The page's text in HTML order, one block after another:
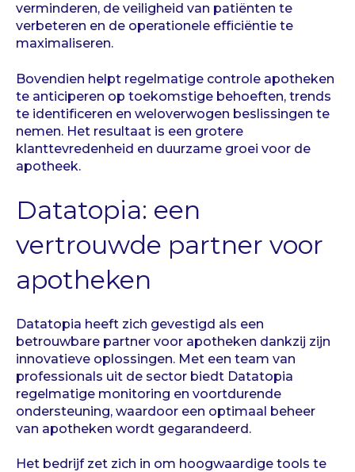
verminderen, de veiligheid van patiënten te
verbeteren en de operationele efficiëntie te
maximaliseren.
Bovendien helpt regelmatige controle apotheken
te anticiperen op toekomstige behoeften, trends
te identificeren en weloverwogen beslissingen te
nemen. Het resultaat is een grotere
klanttevredenheid en duurzame groei voor de
apotheek.
Datatopia: een
vertrouwde partner voor
apotheken
Datatopia heeft zich gevestigd als een
betrouwbare partner voor apotheken dankzij zijn
innovatieve oplossingen. Met een team van
professionals uit de sector biedt Datatopia
regelmatige monitoring en voortdurende
ondersteuning, waardoor een optimaal beheer
van apotheken wordt gegarandeerd.
Het bedrijf zet zich in om hoogwaardige tools te